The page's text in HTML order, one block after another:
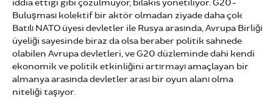
iddia ettigi gibi çözülmüyor, bilakis yönetiliyor. G20-
Buluşması kolektif bir aktör olmadan ziyade daha çok
Batılı NATO üyesi devletler ile Rusya arasında, Avrupa Birliği
üyeliği sayesinde biraz da olsa beraber politik sahnede
olabilen Avrupa devletleri, ve G20 düzleminde dahi kendi
ekonomik ve politik etkinliğini artırmayı amaçlayan bir
almanya arasında devletler arası bir oyun alanı olma
niteliği taşıyor.